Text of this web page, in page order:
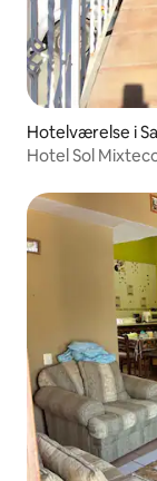
Hotelværelse i
Hotel Sol